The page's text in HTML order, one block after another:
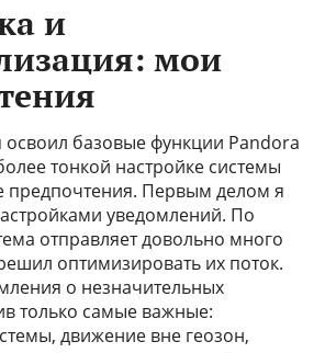
и
мои
освоил базовые функции Pandora
тонкой настройке системы
предпочтения. Первым делом я
уведомлений. По
отправляет довольно много
оптимизировать их поток.
о незначительных
только самые важные:
движение вне геозон,